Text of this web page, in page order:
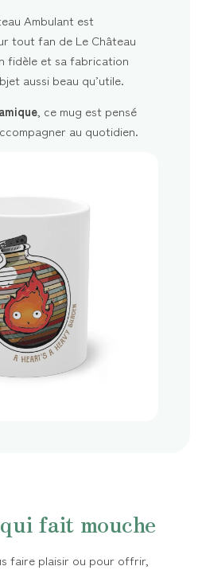
Ambulant est
tout fan de Le Château
fidèle et sa fabrication
aussi beau qu’utile.
, ce mug est pensé
au quotidien.
fait mouche
faire plaisir ou pour offrir,